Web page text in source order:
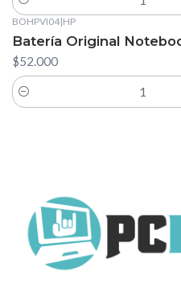
Cantidad
BOHPVI04|HP
Batería Original
$52.000
Cantidad